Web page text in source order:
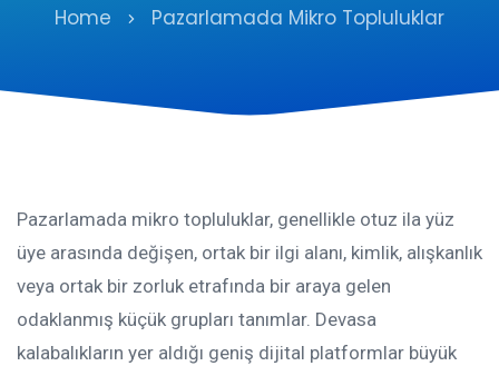
Home Pazarlamada Mikro Topluluklar
Pazarlamada mikro topluluklar, genellikle otuz ila yüz
üye arasında değişen, ortak bir ilgi alanı, kimlik, alışkanlık
veya ortak bir zorluk etrafında bir araya gelen
odaklanmış küçük grupları tanımlar. Devasa
kalabalıkların yer aldığı geniş dijital platformlar büyük